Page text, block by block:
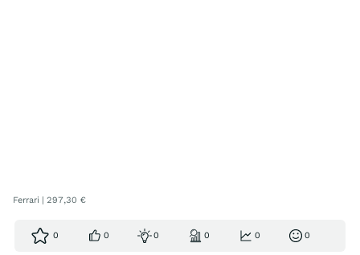
Ferrari | 297,30 €
0 0 0 0 0 0